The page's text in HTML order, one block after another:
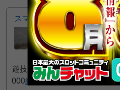
スマイル枝幸
じゅきやん② 一般
2023年12月06日 8:05 AM
遊技レート変更のお知らせ
000続きを読む 9pt GET!